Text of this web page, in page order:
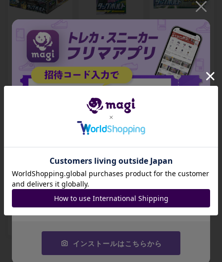
タッグボルト 未開
封BOX
出品数 0
封パック
-
出品数 0
拡張パック タッグ
ボルト ポケモンセ
ンター限定セット
未開封BOX
出品数 0
拡張パック「タッ
グボルト」発売記
念 イオン限定スペ
シャルパック 未開
-
招待コード
JA9XS8
コピーする
インストールはこちらから